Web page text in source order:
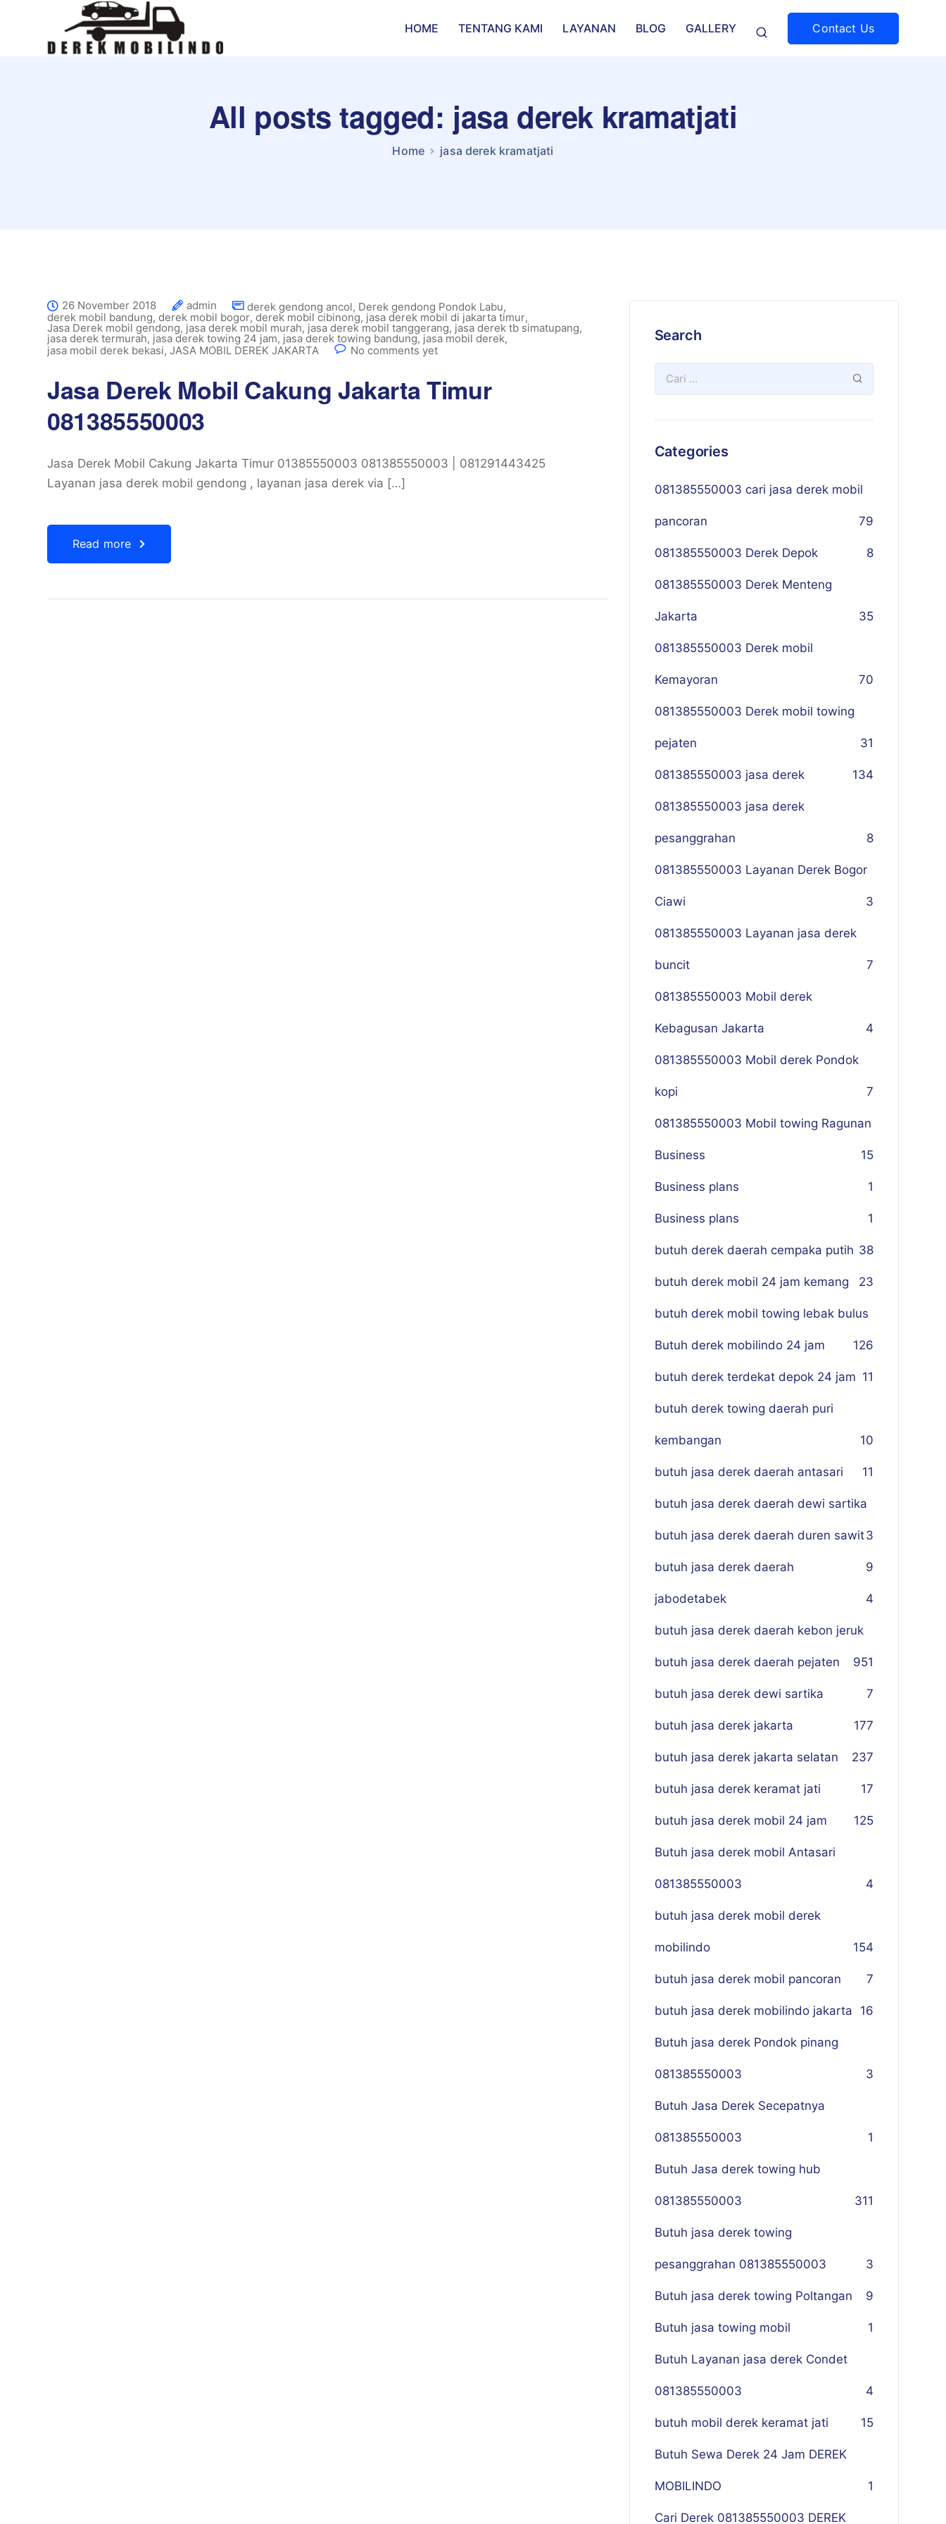
HOME TENTANG KAMI LAYANAN BLOG GALLERY Contact Us
All posts tagged: jasa derek kramatjati
Home jasa derek kramatjati
26 November 2018 admin derek gendong ancol, Derek gendong Pondok Labu,
derek mobil bandung, derek mobil bogor, derek mobil cibinong, jasa derek mobil di jakarta timur,
Jasa Derek mobil gendong, jasa derek mobil murah, jasa derek mobil tanggerang, jasa derek tb simatupang,
jasa derek termurah, jasa derek towing 24 jam, jasa derek towing bandung, jasa mobil derek,
jasa mobil derek bekasi, JASA MOBIL DEREK JAKARTA No comments yet
Jasa Derek Mobil Cakung Jakarta Timur
081385550003
Jasa Derek Mobil Cakung Jakarta Timur 01385550003 081385550003 | 081291443425
Layanan jasa derek mobil gendong , layanan jasa derek via […]
Read more
Search
Categories
081385550003 cari jasa derek mobil
pancoran 79
081385550003 Derek Depok 8
081385550003 Derek Menteng
Jakarta 35
081385550003 Derek mobil
Kemayoran 70
081385550003 Derek mobil towing
pejaten 31
081385550003 jasa derek 134
081385550003 jasa derek
pesanggrahan 8
081385550003 Layanan Derek Bogor
Ciawi 3
081385550003 Layanan jasa derek
buncit 7
081385550003 Mobil derek
Kebagusan Jakarta 4
081385550003 Mobil derek Pondok
kopi 7
081385550003 Mobil towing Ragunan
5
Business 1
Business plans 1
Business plans 1
butuh derek daerah cempaka putih 38
butuh derek mobil 24 jam kemang 23
butuh derek mobil towing lebak bulus
26
Butuh derek mobilindo 24 jam 1
butuh derek terdekat depok 24 jam 11
butuh derek towing daerah puri
kembangan 10
butuh jasa derek daerah antasari 11
butuh jasa derek daerah dewi sartika
3
butuh jasa derek daerah duren sawit
9
butuh jasa derek daerah
jabodetabek 4
butuh jasa derek daerah kebon jeruk
51
butuh jasa derek daerah pejaten 9
butuh jasa derek dewi sartika 7
butuh jasa derek jakarta 177
butuh jasa derek jakarta selatan 237
butuh jasa derek keramat jati 17
butuh jasa derek mobil 24 jam 125
Butuh jasa derek mobil Antasari
081385550003 4
butuh jasa derek mobil derek
mobilindo 154
butuh jasa derek mobil pancoran 7
butuh jasa derek mobilindo jakarta 16
Butuh jasa derek Pondok pinang
081385550003 3
Butuh Jasa Derek Secepatnya
081385550003 1
Butuh Jasa derek towing hub
081385550003 311
Butuh jasa derek towing
pesanggrahan 081385550003 3
Butuh jasa derek towing Poltangan 9
Butuh jasa towing mobil 1
Butuh Layanan jasa derek Condet
081385550003 4
butuh mobil derek keramat jati 15
Butuh Sewa Derek 24 Jam DEREK
MOBILINDO 1
Cari Derek 081385550003 DEREK